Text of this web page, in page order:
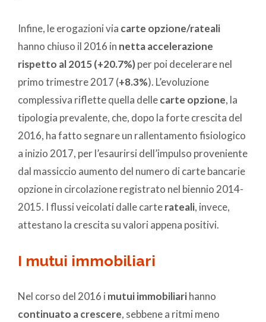
Infine, le erogazioni via carte opzione/rateali
hanno chiuso il 2016 in netta accelerazione
rispetto al 2015 (+20.7%)per poi decelerare nel
primo trimestre 2017 (+8.3%). L’evoluzione
complessiva riflette quella dellecarte opzione, la
tipologia prevalente, che, dopo la forte crescita del
2016, ha fatto segnare un rallentamento fisiologico
a inizio 2017, per l’esaurirsi dell’impulso proveniente
dal massiccio aumento del numero di carte bancarie
opzione in circolazione registrato nel biennio 2014-
2015. I flussi veicolati dalle carterateali, invece,
attestano la crescita su valori appena positivi.
I mutui immobiliari
Nel corso del 2016 i mutui immobiliarihanno
continuato a crescere, sebbene a ritmi meno